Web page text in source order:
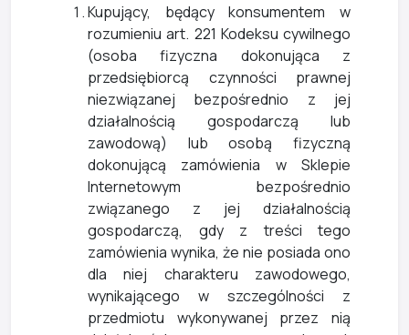
Kupujący, będący konsumentem w
rozumieniu art. 221 Kodeksu cywilnego
(osoba fizyczna dokonująca z
przedsiębiorcą czynności prawnej
niezwiązanej bezpośrednio z jej
działalnością gospodarczą lub
zawodową) lub osobą fizyczną
dokonującą zamówienia w Sklepie
Internetowym bezpośrednio
związanego z jej działalnością
gospodarczą, gdy z treści tego
zamówienia wynika, że nie posiada ono
dla niej charakteru zawodowego,
wynikającego w szczególności z
przedmiotu wykonywanej przez nią